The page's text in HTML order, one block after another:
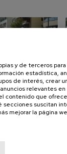
P9220803
y de terceros
estadística,
de interés, crear
relevantes en
contenido que
secciones suscitan
mejorar la página